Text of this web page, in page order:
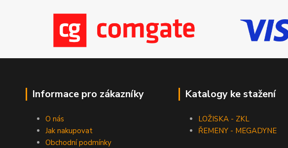
Informace pro zákazníky
O nás
Jak nakupovat
Obchodní podmínky
Katalogy ke stažení
LOŽISKA - ZKL
ŘEMENY - MEGADYNE